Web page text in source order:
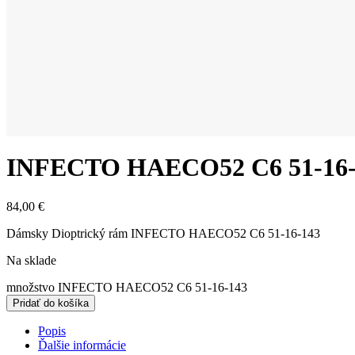
INFECTO HAECO52 C6 51-
84,00 €
Dámsky Dioptrický rám INFECTO HAECO52 C6 51-16-143
Na sklade
množstvo INFECTO HAECO52 C6 51-16-143
Pridať do košíka
Popis
Ďalšie informácie